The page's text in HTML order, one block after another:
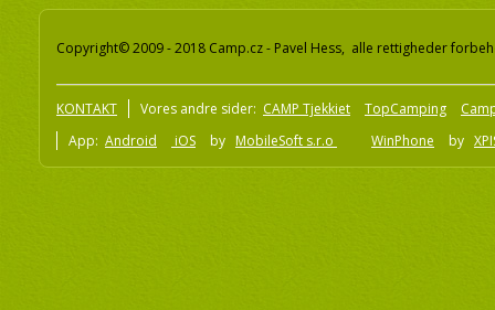
Copyright© 2009 - 2018 Camp.cz - Pavel Hess, alle rettigheder
KONTAKT Vores andre sider: CAMP Tjekkiet TopCamping
App: Android iOS by MobileSoft s.r.o WinPhone by